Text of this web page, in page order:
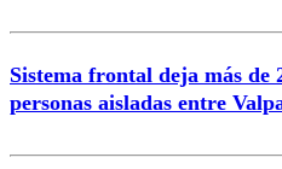
Sistema frontal deja más de
personas aisladas entre